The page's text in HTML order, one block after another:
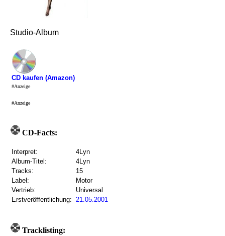
Studio-Album
CD kaufen (Amazon)
#Anzeige
#Anzeige
CD-Facts:
Interpret:
4Lyn
Album-Titel:
4Lyn
Tracks:
15
Label:
Motor
Vertrieb:
Universal
Erstveröffentlichung: 21.05.2001
Tracklisting: